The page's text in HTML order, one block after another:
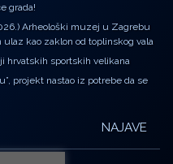
grada!
Arheološki muzej u Zagrebu
ulaz kao zaklon od toplinskog vala
hrvatskih sportskih velikana
projekt nastao iz potrebe da se
NAJAVE